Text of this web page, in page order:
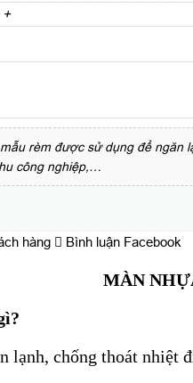
+
rèm được sử dụng để
công nghiệp,…
hàng Bình luận Facebook
MÀN
lạnh, chống thoát nhiệt